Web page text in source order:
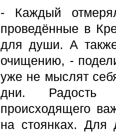
- Каждый
проведённые в
для души. А
очищению, -
уже не мыслят
дни. Радость
происходящего
на стоянках. Для